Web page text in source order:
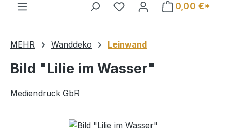
0,00 €*
MEHR Wanddeko Leinwand
Bild "Lilie im Wasser"
Mediendruck GbR
Bildergalerie überspringen